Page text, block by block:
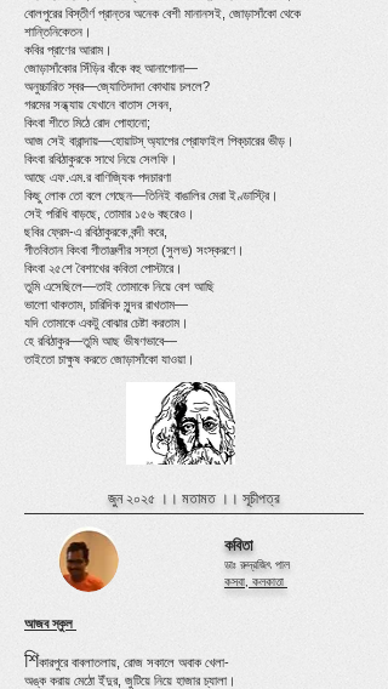
বোলপুরের বিস্তীর্ণ প্রান্তর অনেক বেশী মানানসই, জোড়াসাঁকো থেকে
শান্তিনিকেতন।
কবির প্রাণের আরাম।
জোড়াসাঁকোর সিঁড়ির বাঁকে বহু আনাগোনা—
অনুচ্চারিত স্বর—জ্যোতিদাদা কোথায় চললে?
গরমের সন্ধ্যায় যেখানে বাতাস সেবন,
কিংবা শীতে মিঠে রোদ পোহানো;
আজ সেই বারান্দায়—হোয়াটস্‌ অ্যাপের প্রোফাইল পিক্‌চারের ভীড়।
কিংবা রবিঠাকুরকে সাথে নিয়ে সেলফি।
আছে এফ.এম.র বাণিজ্যিক পদচারণা
কিছু লোক তো বলে গেছেন—তিনিই বাঙালির মেরা ইণ্ডাস্ট্রি।
সেই পরিধি বাড়ছে, তোমার ১৫৬ বছরেও।
ছবির ফ্রেম-এ রবিঠাকুরকে বন্দী করে,
গীতবিতান কিংবা গীতাঞ্জলীর সস্তা (সুলভ) সংস্করণে।
কিংবা ২৫শে বৈশাখের কবিতা পোস্টারে।
তুমি এসেছিলে—তাই তোমাকে নিয়ে বেশ আছি
ভালো থাকতাম, চারিদিক সুন্দর রাখতাম—
যদি তোমাকে একটু বোঝার চেষ্টা করতাম।
হে রবিঠাকুর—তুমি আছ ভীষণভাবে—
তাইতো চাক্ষুষ করতে জোড়াসাঁকো যাওয়া।
জুন ২০২৫ ।। মতামত ।। সূচীপত্র
কবিতা
ডাঃ রুদ্রজিৎ পাল
কসবা, কলকাতা
আজব স্কুল
শিকারপুরে বাবলাতলায়, রোজ সকালে অবাক খেলা-
অঙ্ক করায় মেঠো ইঁদুর, জুটিয়ে নিয়ে হাজার চ্যালা।